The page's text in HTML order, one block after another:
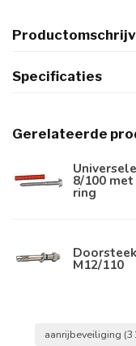
Specificaties
Gerelateerde
8/100
ring
M12/110
aanrijbeveiliging